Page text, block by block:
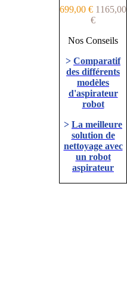
699,00 € 1165,00
€
Nos Conseils
> Comparatif
des différents
modèles
d'aspirateur
robot
> La meilleure
solution de
nettoyage avec
un robot
aspirateur